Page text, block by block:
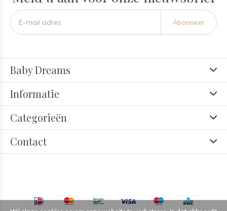
Abonneer
Baby Dreams
Informatie
Categorieën
Contact